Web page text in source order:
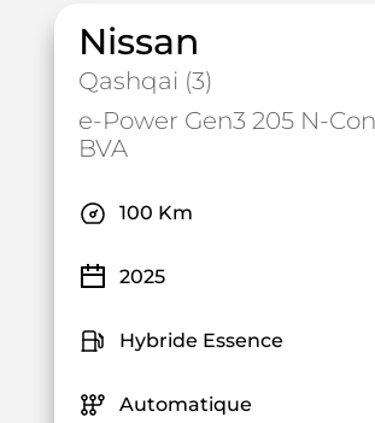
Nissan
Qashqai (3)
e-Power Gen3 205 N-
BVA
100 Km
2025
Hybride Essence
Automatique